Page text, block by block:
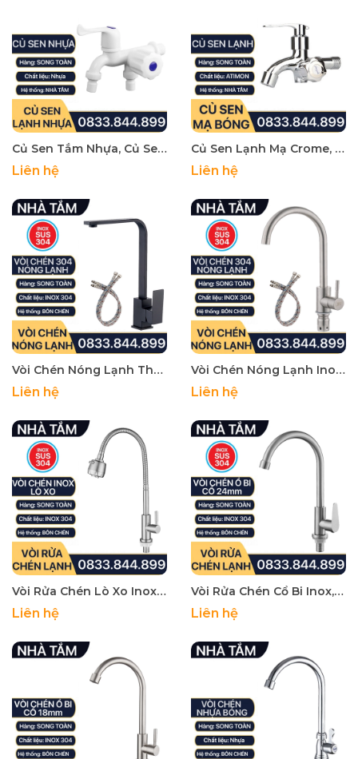
Củ Sen Tắm Nhựa, Củ Sen Lạnh Nhựa Tay Gạt - Phi 21
Liên hệ
Củ Sen Lạnh Mạ Crome, Củ Vòi Sen Tắm Hợp Kim CSL 08 - Phi 21
Liên hệ
Vòi Chén Nóng Lạnh Thân Vuông Đen Inox 304 - Kèm 2 Dây Cấp Nước Nóng Lạnh 304
Liên hệ
Vòi Chén Nóng Lạnh Inox 304, Vòi Rửa Bồn Chén Nóng Lạnh Inox 304
Liên hệ
Vòi Rửa Chén Lò Xo Inox 304, Vòi Chén Cổ Lò Xo Tăng Áp Inox 304 Cổ 24mm - Chân ren 21
Liên hệ
Vòi Rửa Chén Cổ Bi Inox, Vòi Chén Xoay Ổ Bi Inox 304 Cổ 24mm - Chân ren 21
Liên hệ